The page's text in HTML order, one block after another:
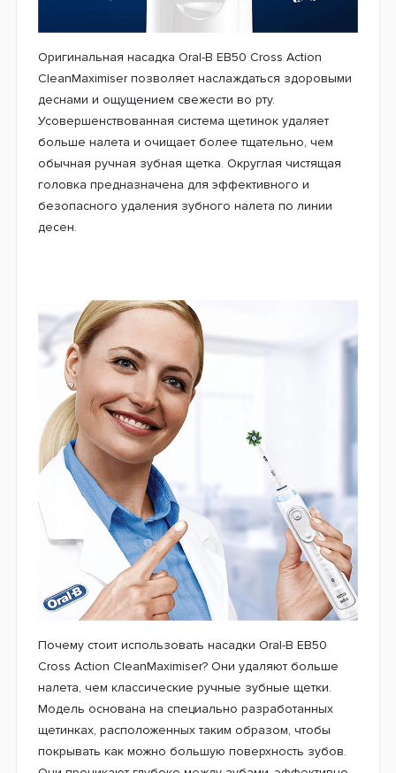
щетину среднего уровня жесткости, которая
обеспечивает высочайшую точность очистки и
эффективно удаляет скопившийся налет. Орал-Би
лучше всего подходит для комплексной чистки рта.
Инновационная технология CleanMaximiser
окрашивает зеленые щетинки в желтый цвет, тем
самым указывая оптимальное время использования
сменной насадки.
Оригинальная насадка Oral-B EB50 Cross Action
CleanMaximiser позволяет наслаждаться здоровыми
деснами и ощущением свежести во рту.
Усовершенствованная система щетинок удаляет
больше налета и очищает более тщательно, чем
обычная ручная зубная щетка. Округлая чистящая
головка предназначена для эффективного и
безопасного удаления зубного налета по линии
десен.